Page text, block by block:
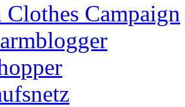
Clothes Campaign